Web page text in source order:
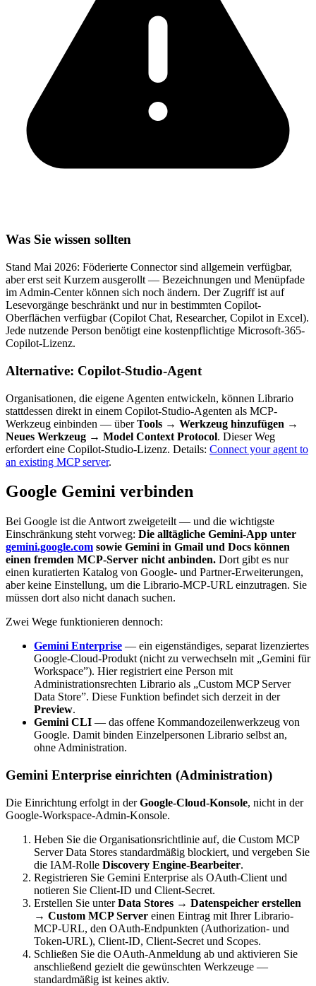
Was Sie wissen sollten
Stand Mai 2026: Föderierte Connector sind allgemein verfügbar,
aber erst seit Kurzem ausgerollt — Bezeichnungen und Menüpfade
im Admin-Center können sich noch ändern. Der Zugriff ist auf
Lesevorgänge beschränkt und nur in bestimmten Copilot-
Oberflächen verfügbar (Copilot Chat, Researcher, Copilot in Excel).
Jede nutzende Person benötigt eine kostenpflichtige Microsoft-365-
Copilot-Lizenz.
Alternative: Copilot-Studio-Agent
Organisationen, die eigene Agenten entwickeln, können Librario
stattdessen direkt in einem Copilot-Studio-Agenten als MCP-
Werkzeug einbinden — überTools → Werkzeug hinzufügen →
Neues Werkzeug → Model Context Protocol. Dieser Weg
erfordert eine Copilot-Studio-Lizenz. Details: Connect your agent to
an existing MCP server.
Google Gemini verbinden
Bei Google ist die Antwort zweigeteilt — und die wichtigste
Einschränkung steht vorweg: Die alltägliche Gemini-App unter
gemini.google.com sowie Gemini in Gmail und Docs können
einen fremden MCP-Server nicht anbinden. Dort gibt es nur
einen kuratierten Katalog von Google- und Partner-Erweiterungen,
aber keine Einstellung, um die Librario-MCP-URL einzutragen. Sie
müssen dort also nicht danach suchen.
Zwei Wege funktionieren dennoch:
Gemini Enterprise — ein eigenständiges, separat lizenziertes
Google-Cloud-Produkt (nicht zu verwechseln mit „Gemini für
Workspace”). Hier registriert eine Person mit
Administrationsrechten Librario als „Custom MCP Server
Data Store”. Diese Funktion befindet sich derzeit in der
Preview.
Gemini CLI — das offene Kommandozeilenwerkzeug von
Google. Damit binden Einzelpersonen Librario selbst an,
ohne Administration.
Gemini Enterprise einrichten (Administration)
Die Einrichtung erfolgt in derGoogle-Cloud-Konsole, nicht in der
Google-Workspace-Admin-Konsole.
Heben Sie die Organisationsrichtlinie auf, die Custom MCP
Server Data Stores standardmäßig blockiert, und vergeben Sie
die IAM-Rolle Discovery Engine-Bearbeiter.
Registrieren Sie Gemini Enterprise als OAuth-Client und
notieren Sie Client-ID und Client-Secret.
Erstellen Sie unterData Stores → Datenspeicher erstellen
→ Custom MCP Server einen Eintrag mit Ihrer Librario-
MCP-URL, den OAuth-Endpunkten (Authorization- und
Token-URL), Client-ID, Client-Secret und Scopes.
Schließen Sie die OAuth-Anmeldung ab und aktivieren Sie
anschließend gezielt die gewünschten Werkzeuge —
standardmäßig ist keines aktiv.